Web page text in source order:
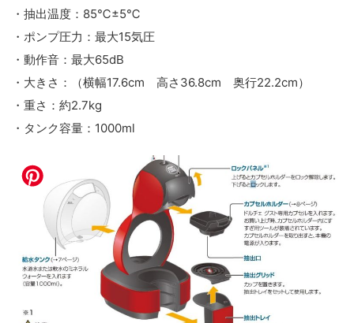
・抽出温度：85℃±5℃
・ポンプ圧力：最大15気圧
・動作音：最大65dB
・大きさ：（横幅17.6cm 高さ36.8cm 奥行22.2cm）
・重さ：約2.7kg
・タンク容量：1000ml